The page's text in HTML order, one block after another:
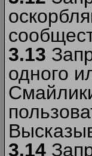
3.13
одного
3.14